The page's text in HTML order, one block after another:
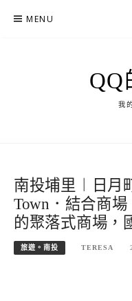
MENU
QQ
我
南投埔里︱日月
Town．結合商
的聚落式商場，
旅遊。南投 TERESA